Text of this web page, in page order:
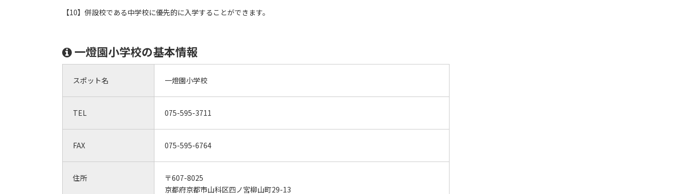
【10】併設校である中学校に優先的に入学することができます。
一燈園小学校の基本情報
スポット名 一燈園小学校
TEL 075-595-3711
FAX 075-595-6764
住所
〒607-8025
京都府京都市山科区四ノ宮柳山町29-13